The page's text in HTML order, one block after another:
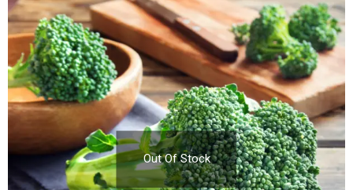
Out Of Stock